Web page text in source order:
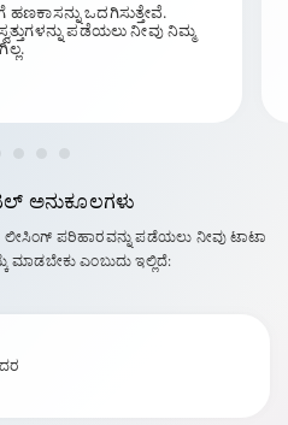
ಒದಗಿಸುತ್ತೇವೆ.
ಪಡೆಯಲು ನೀವು ನಿಮ್ಮ
ಅನುಕೂಲಗಳು
ಪರಿಹಾರವನ್ನು ಪಡೆಯಲು ನೀವು ಟಾಟಾ
ಮಾಡಬೇಕು ಎಂಬುದು ಇಲ್ಲಿದೆ: